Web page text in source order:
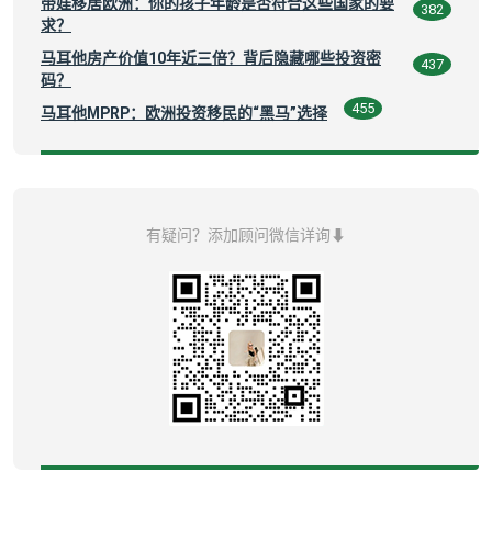
带娃移居欧洲：你的孩子年龄是否符合这些国家的要
求？
382
马耳他房产价值10年近三倍？背后隐藏哪些投资密
码？
437
马耳他MPRP：欧洲投资移民的“黑马”选择 455
有疑问？添加顾问微信详询⬇